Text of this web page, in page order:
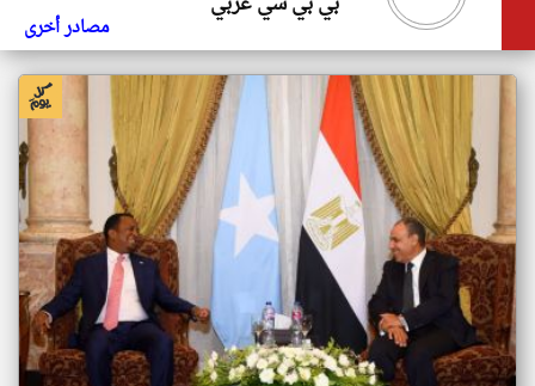
مصادر أخرى